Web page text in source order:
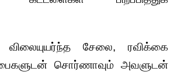
சேலை, ரவிக்கை
சொர்ணாவும் அவளுடன்